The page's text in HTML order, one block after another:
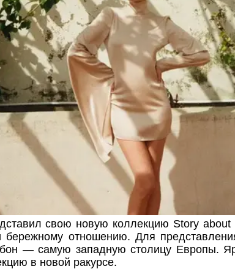
свою новую коллекцию Story about
отношению. Для
— самую западную столицу Европы.
в новой ракурсе.